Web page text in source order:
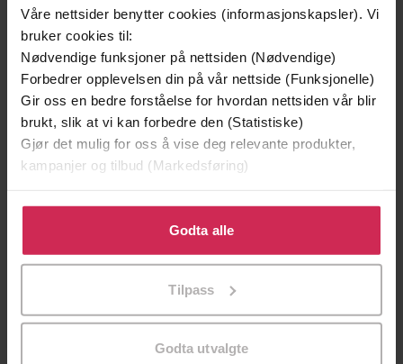
Våre nettsider benytter cookies (informasjonskapsler). Vi
bruker cookies til:
Nødvendige funksjoner på nettsiden (Nødvendige)
Forbedrer opplevelsen din på vår nettside (Funksjonelle)
Gir oss en bedre forståelse for hvordan nettsiden vår blir
brukt, slik at vi kan forbedre den (Statistiske)
Gjør det mulig for oss å vise deg relevante produkter,
kampanjer og tilbud (Markedsføring)
Klikk på «Godta alle» for å gi oss ditt samtykke til å
bruke cookies for alle disse formålene. Du kan også
tilpasse ditt samtykke til spesifikke formål ved å klikke
Godta alle
Tilpass
Godta utvalgte
Utskudd
En lykkelig familie